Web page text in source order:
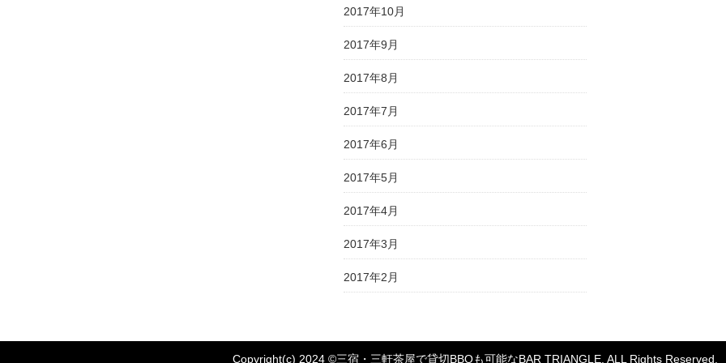
2017年10月
2017年9月
2017年8月
2017年7月
2017年6月
2017年5月
2017年4月
2017年3月
2017年2月
Copyright(c) 2024 ©三宿・三軒茶屋で貸切BBQも可能なBAR TRIANGLE . ALL Rights Reserved.